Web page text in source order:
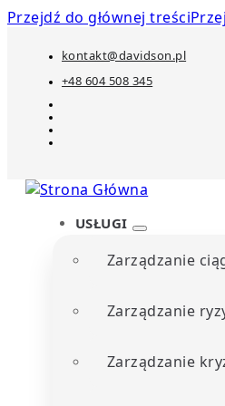
Przejdź do głównej treści
kontakt@davidson.pl
+48 604 508 345
USŁUGI
Zarządzanie
Zarządzanie
Zarządzanie